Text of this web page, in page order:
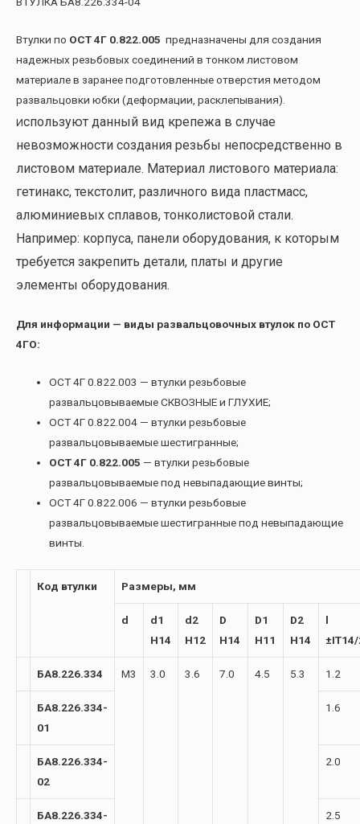
Втулки по ОСТ 4Г 0.822.005 предназначены для создания
надежных резьбовых соединений в тонком листовом
материале в заранее подготовленные отверстия методом
развальцовки юбки (деформации, расклепывания).
Используют данный вид крепежа в случае
невозможности создания резьбы непосредственно в
листовом материале. Материал листового материала:
гетинакс, текстолит, различного вида пластмасс,
алюминиевых сплавов, тонколистовой стали.
Например: корпуса, панели оборудования, к которым
требуется закрепить детали, платы и другие
элементы оборудования.
Для информации — виды развальцовочных втулок по ОСТ
4ГО:
ОСТ 4Г 0.822.003 — втулки резьбовые
развальцовываемые СКВОЗНЫЕ и ГЛУХИЕ;
ОСТ 4Г 0.822.004 — втулки резьбовые
развальцовываемые шестигранные;
ОСТ 4Г 0.822.005 — втулки резьбовые
развальцовываемые под невыпадающие винты;
ОСТ 4Г 0.822.006 — втулки резьбовые
развальцовываемые шестигранные под невыпадающие
винты.
Код втулки Размеры, мм
d
d1
H14
d2
H12
D
H14
D1
H11
D2
H14
l
БА8.226.334 М3 3.0 3.6 7.0 4.5 5.3 1.2
БА8.226.334-
01
1.6
БА8.226.334-
02
2.0
БА8.226.334-
2.5